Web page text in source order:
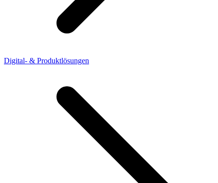
Digital- & Produktlösungen